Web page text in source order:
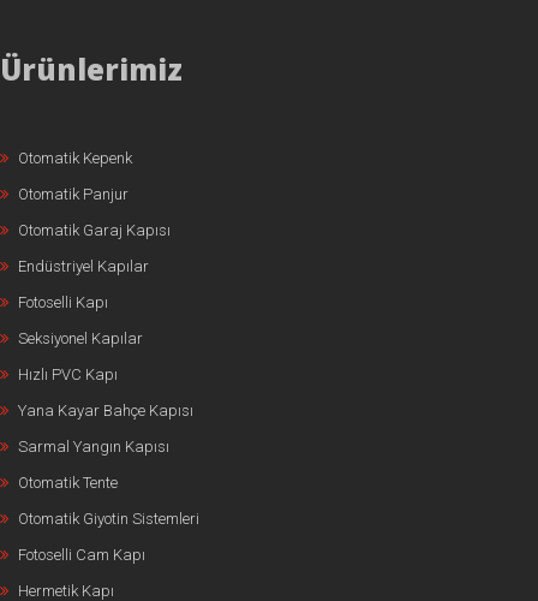
Ürünlerimiz
Otomatik Kepenk
Otomatik Panjur
Otomatik Garaj Kapısı
Endüstriyel Kapılar
Fotoselli Kapı
Seksiyonel Kapılar
Hızlı PVC Kapı
Yana Kayar Bahçe Kapısı
Sarmal Yangın Kapısı
Otomatik Tente
Otomatik Giyotin Sistemleri
Fotoselli Cam Kapı
Hermetik Kapı